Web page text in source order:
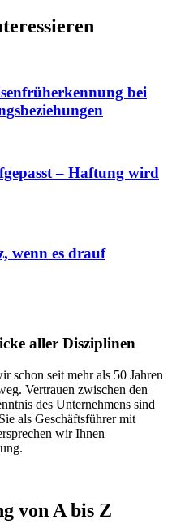
bei
– Haftung wird
wenn es drauf
aller Disziplinen
schon seit mehr als 50 Jahren
Vertrauen zwischen den
des Unternehmens sind
als Geschäftsführer mit
wir Ihnen
von A bis Z